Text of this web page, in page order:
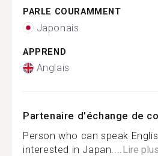
PARLE COURAMMENT
Japonais
APPREND
Anglais
Partenaire d'échange de
Person who can speak
interested in Japan....Lire plus